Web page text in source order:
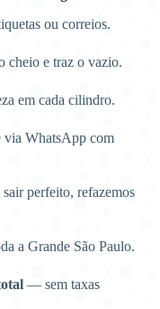
ou correios.
cheio e traz o vazio.
em cada cilindro.
via WhatsApp com
sair perfeito, refazemos
a Grande São Paulo.
— sem taxas